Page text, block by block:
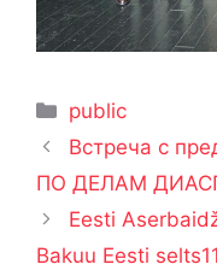
Рубрики
public
Встреча с
ПО ДЕЛАМ
Eesti
Bakuu Eesti